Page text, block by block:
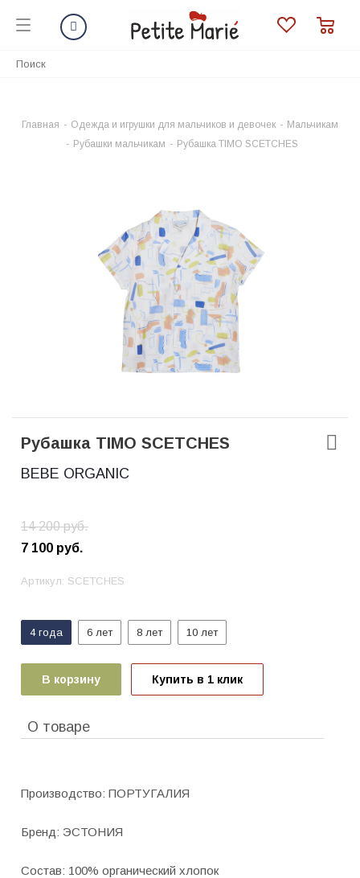
Главная - Одежда и игрушки для мальчиков и девочек - Мальчикам
- Рубашки мальчикам - Рубашка TIMO SCETCHES
Рубашка TIMO SCETCHES
BEBE ORGANIC
14 200руб.
7 100 руб.
Артикул: SCETCHES
4 года 6 лет 8 лет 10 лет
В корзину Купить в 1 клик
О товаре
Производство: ПОРТУГАЛИЯ
Бренд: ЭСТОНИЯ
Состав: 100% органический хлопок